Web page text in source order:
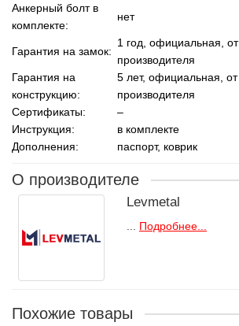
Анкерный болт в
комплекте:
нет
Гарантия на замок:
1 год, официальная, от
производителя
Гарантия на
конструкцию:
5 лет, официальная, от
производителя
Сертификаты:
–
Инструкция:
в комплекте
Дополнения:
паспорт, коврик
О производителе
Levmetal
Подробнее...
Похожие товары